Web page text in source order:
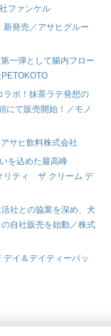
ファンケル
発売／アサヒグルー
一弾として腸内フロー
ラボ！抹茶ラテ発想の
にて販売開始！／モノ
サヒ飲料株式会社
を込めた最高峰
リティ ザ クリーム デ
社との協業を深め、犬
自社販売を始動／株式
イ＆デイティーバッ